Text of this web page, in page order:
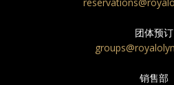
团体预订
销售部